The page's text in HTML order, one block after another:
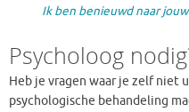
Ik ben benieuwd naar
Psycholoog
Heb je vragen waar je zelf niet
psychologische behandeling